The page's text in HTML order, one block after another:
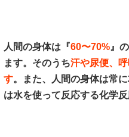
人間の身体は『60〜70% 』
ます。そのうち汗や尿便、
す。また、人間の身体は常
は水を使って反応する化学